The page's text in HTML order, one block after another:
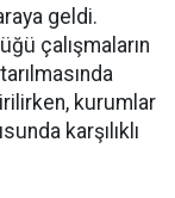
geldi.
çalışmaların
kurumlar
karşılıklı